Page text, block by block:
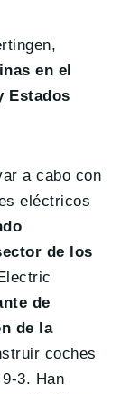
en el
Estados
a cabo con
eléctricos
de los
de
de la
coches
3. Han